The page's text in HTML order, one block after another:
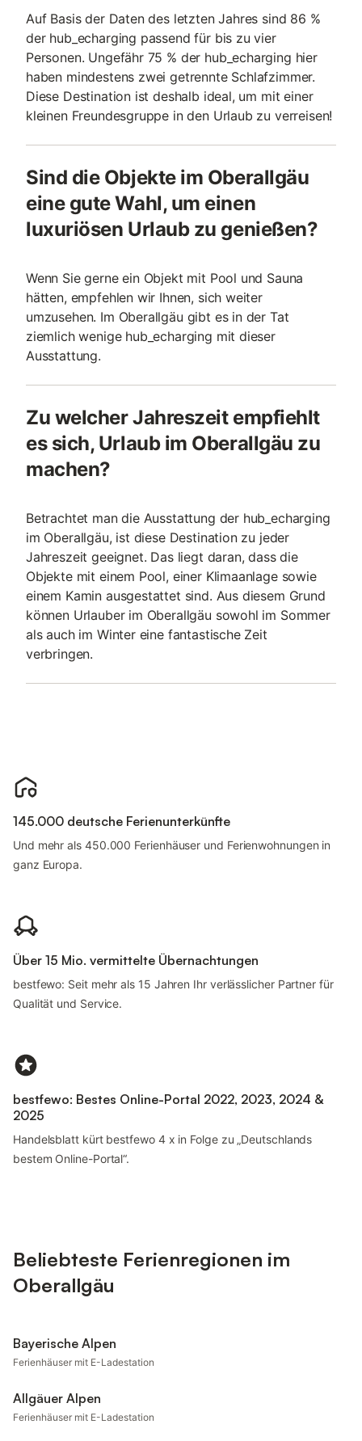
Auf Basis der Daten des letzten Jahres sind 86 %
der hub_echarging passend für bis zu vier
Personen. Ungefähr 75 % der hub_echarging hier
haben mindestens zwei getrennte Schlafzimmer.
Diese Destination ist deshalb ideal, um mit einer
kleinen Freundesgruppe in den Urlaub zu verreisen!
Sind die Objekte im Oberallgäu
eine gute Wahl, um einen
luxuriösen Urlaub zu genießen?
Wenn Sie gerne ein Objekt mit Pool und Sauna
hätten, empfehlen wir Ihnen, sich weiter
umzusehen. Im Oberallgäu gibt es in der Tat
ziemlich wenige hub_echarging mit dieser
Ausstattung.
Zu welcher Jahreszeit empfiehlt
es sich, Urlaub im Oberallgäu zu
machen?
Betrachtet man die Ausstattung der hub_echarging
im Oberallgäu, ist diese Destination zu jeder
Jahreszeit geeignet. Das liegt daran, dass die
Objekte mit einem Pool, einer Klimaanlage sowie
einem Kamin ausgestattet sind. Aus diesem Grund
können Urlauber im Oberallgäu sowohl im Sommer
als auch im Winter eine fantastische Zeit
verbringen.
145.000 deutsche Ferienunterkünfte
Und mehr als 450.000 Ferienhäuser und Ferienwohnungen in
ganz Europa.
Über 15 Mio. vermittelte Übernachtungen
bestfewo: Seit mehr als 15 Jahren Ihr verlässlicher Partner für
Qualität und Service.
bestfewo: Bestes Online-Portal 2022, 2023, 2024 &
2025
Handelsblatt kürt bestfewo 4 x in Folge zu „Deutschlands
bestem Online-Portal“.
Beliebteste Ferienregionen im
Oberallgäu
Bayerische Alpen
Ferienhäuser mit E-Ladestation
Allgäuer Alpen
Ferienhäuser mit E-Ladestation